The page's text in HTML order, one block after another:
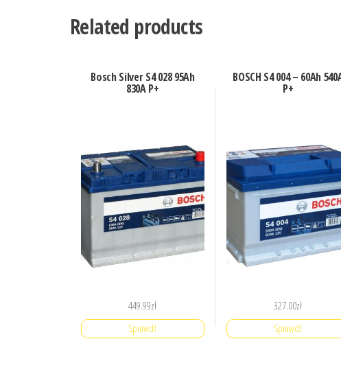
Related products
Bosch Silver S4 028 95Ah
830A P+
449.99zł
Sprawdź
BOSCH S4 004 – 60Ah
P+
327.00zł
Sprawdź